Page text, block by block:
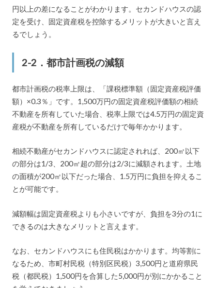
円以上の差になることがわかります。セカンドハウスの認
定を受け、固定資産税を控除するメリットが大きいと言え
るでしょう。
2-2．都市計画税の減額
都市計画税の税率上限は、「課税標準額（固定資産税評価
額）×0.3％」です。1,500万円の固定資産税評価額の相続
不動産を所有していた場合、税率上限では4.5万円の固定資
産税が不動産を所有しているだけで毎年かかります。
相続不動産がセカンドハウスに認定されれば、200㎡以下
の部分は1/3、200㎡超の部分は2/3に減額されます。土地
の面積が200㎡以下だった場合、1.5万円に負担を抑えるこ
とが可能です。
減額幅は固定資産税よりも小さいですが、負担を3分の1に
できるのは大きなメリットと言えます。
なお、セカンドハウスにも住民税はかかります。均等割に
なるため、市町村民税（特別区民税）3,500円と道府県民
税（都民税）1,500円を合算した5,000円が別にかかること